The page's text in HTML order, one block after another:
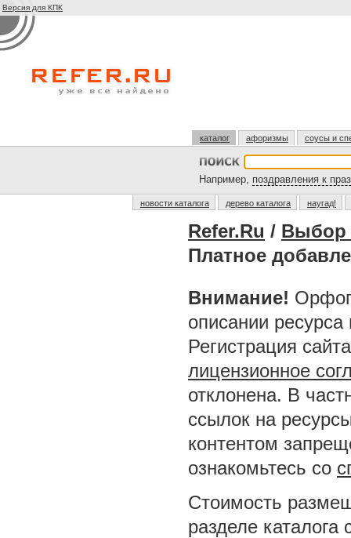
Версия для КПК
каталог афоризмы соусы и
Например, поздравления к
новости каталога дерево каталога наугад!
Refer.Ru / Выбор
Платное
Внимание!
описании
Регистрация
лицензионное
отклонена. В
ссылок на
контентом
ознакомьтесь со
Стоимость
разделе каталога